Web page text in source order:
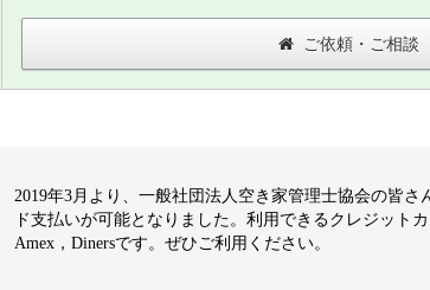
ご依頼・ご相談
2019年3月より、一般社団法人空き家管理士協会の皆
ド支払いが可能となりました。利用できるクレジットカ
Amex，Dinersです。ぜひご利用ください。